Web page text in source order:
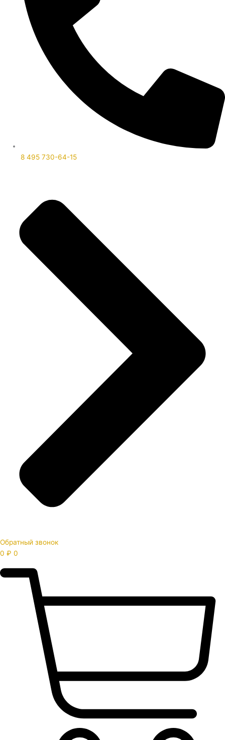
8 495 730-64-15
Обратный звонок
0 ₽ 0